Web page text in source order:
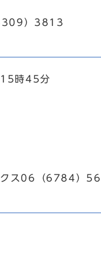
）3813
時45分
ス06（6784）